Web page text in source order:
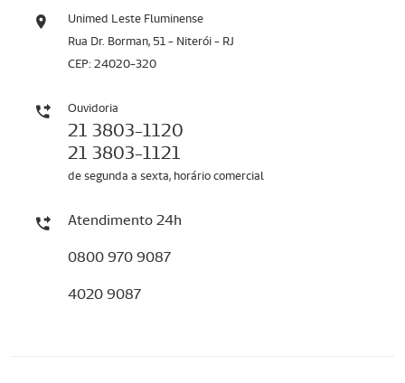
Unimed Leste Fluminense
Rua Dr. Borman, 51 - Niterói - RJ
CEP: 24020-320
Ouvidoria
21 3803-1120
21 3803-1121
de segunda a sexta, horário comercial
Atendimento 24h
0800 970 9087
4020 9087